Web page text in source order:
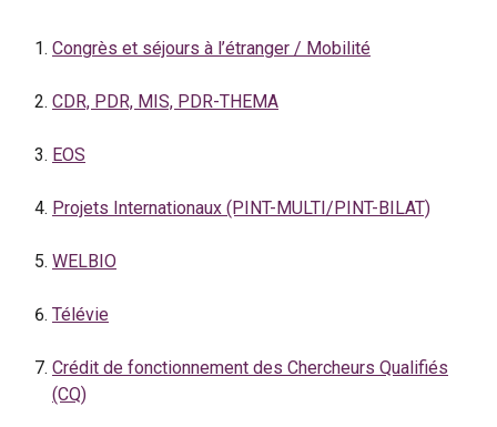
Congrès et séjours à l’étranger / Mobilité
CDR, PDR, MIS, PDR-THEMA
EOS
Projets Internationaux (PINT-MULTI/PINT-BILAT)
WELBIO
Télévie
Crédit de fonctionnement des Chercheurs Qualifiés
(CQ)